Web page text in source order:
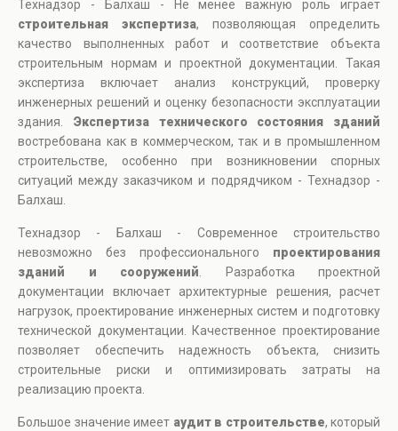
Технадзор - Балхаш - Не менее важную роль играет
строительная экспертиза, позволяющая определить
качество выполненных работ и соответствие объекта
строительным нормам и проектной документации. Такая
экспертиза включает анализ конструкций, проверку
инженерных решений и оценку безопасности эксплуатации
здания. Экспертиза технического состояния зданий
востребована как в коммерческом, так и в промышленном
строительстве, особенно при возникновении спорных
ситуаций между заказчиком и подрядчиком - Технадзор -
Балхаш.
Технадзор - Балхаш - Современное строительство
невозможно без профессионального проектирования
зданий и сооружений . Разработка проектной
документации включает архитектурные решения, расчет
нагрузок, проектирование инженерных систем и подготовку
технической документации. Качественное проектирование
позволяет обеспечить надежность объекта, снизить
строительные риски и оптимизировать затраты на
реализацию проекта.
Большое значение имеет аудит в строительстве, который